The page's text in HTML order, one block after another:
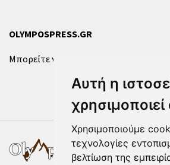
Αυτή η
Χρησιμοποιούμε
τεχνολογίες
βελτίωση της
OLYMPOSPRESS.GR
Μπορείτε να επικοινωνήσετε μαζί μας